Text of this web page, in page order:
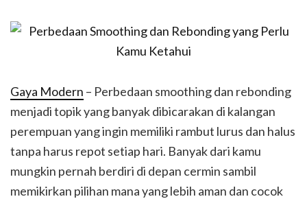
Gaya Modern – Perbedaan smoothing dan rebonding
menjadi topik yang banyak dibicarakan di kalangan
perempuan yang ingin memiliki rambut lurus dan halus
tanpa harus repot setiap hari. Banyak dari kamu
mungkin pernah berdiri di depan cermin sambil
memikirkan pilihan mana yang lebih aman dan cocok